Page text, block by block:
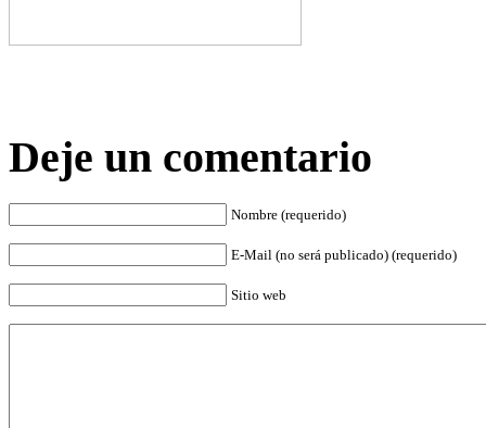
Deje un comentario
Nombre (requerido)
E-Mail (no será publicado) (requerido)
Sitio web